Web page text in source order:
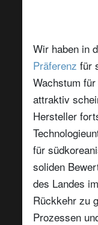
Wir haben in
Präferenz für
Wachstum
attraktiv
Hersteller
für
soliden
des Landes
Rückkehr zu
Prozessen